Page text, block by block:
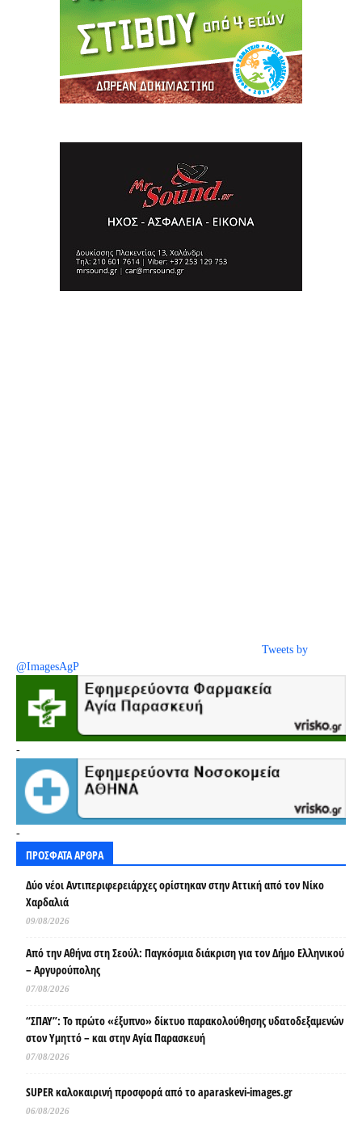
Tweets by
@ImagesAgP
-
-
ΠΡΟΣΦΑΤΑ ΑΡΘΡΑ
Δύο νέοι Αντιπεριφερειάρχες ορίστηκαν στην Αττική από τον Νίκο
Χαρδαλιά
09/08/2026
Από την Αθήνα στη Σεούλ: Παγκόσμια διάκριση για τον Δήμο Ελληνικού
– Αργυρούπολης
07/08/2026
“ΣΠΑΥ”: Το πρώτο «έξυπνο» δίκτυο παρακολούθησης υδατοδεξαμενών
στον Υμηττό – και στην Αγία Παρασκευή
07/08/2026
SUPER καλοκαιρινή προσφορά από το aparaskevi-images.gr
06/08/2026